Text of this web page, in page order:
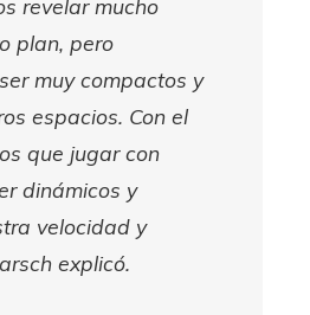
revelar mucho
plan, pero
muy compactos y
espacios. Con el
que jugar con
dinámicos y
velocidad y
explicó.